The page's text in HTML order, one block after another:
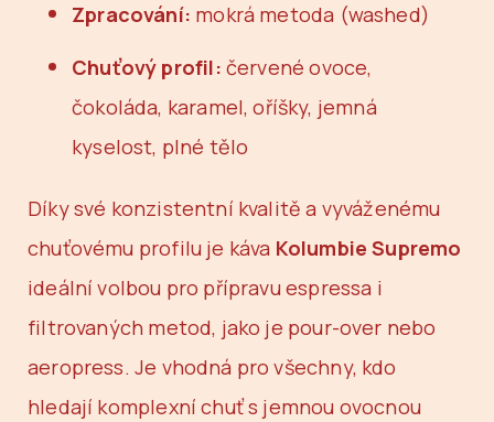
Zpracování: mokrá metoda (washed)
Chuťový profil: červené ovoce,
čokoláda, karamel, oříšky, jemná
kyselost, plné tělo
Díky své konzistentní kvalitě a vyváženému
chuťovému profilu je káva Kolumbie Supremo
ideální volbou pro přípravu espressa i
filtrovaných metod, jako je pour-over nebo
aeropress. Je vhodná pro všechny, kdo
hledají komplexní chuť s jemnou ovocnou